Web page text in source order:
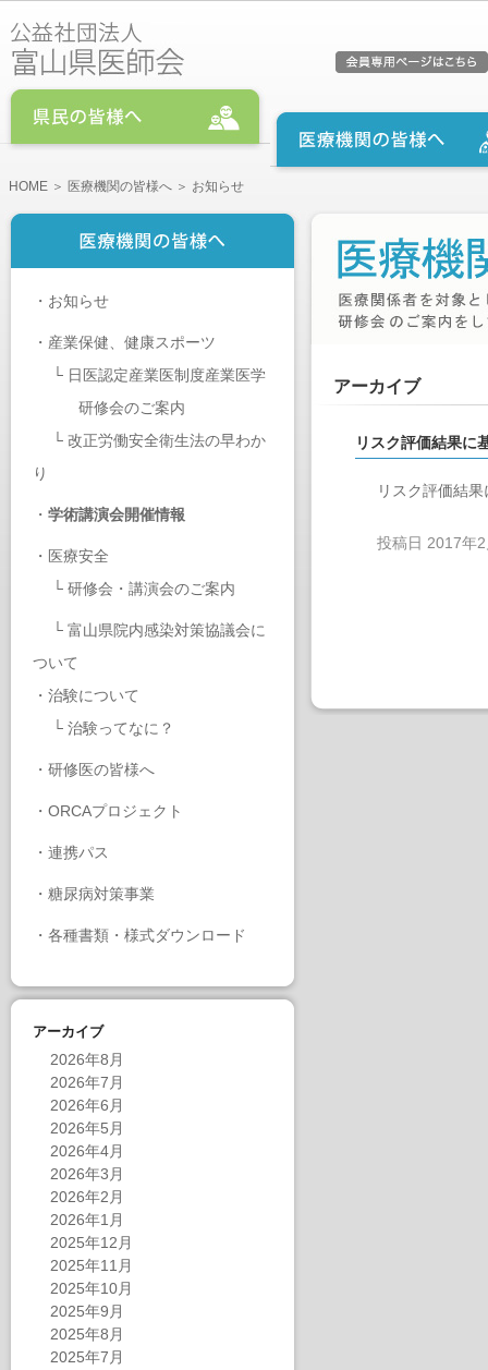
HOME ＞ 医療機関の皆様へ ＞ お知らせ
・ お知らせ
・ 産業保健、健康スポーツ
└ 日医認定産業医制度産業医学
研修会のご案内
└ 改正労働安全衛生法の早わか
り
・ 学術講演会開催情報
・ 医療安全
└ 研修会・講演会のご案内
└ 富山県院内感染対策協議会に
ついて
・ 治験について
└ 治験ってなに？
・ 研修医の皆様へ
・ ORCAプロジェクト
・ 連携パス
・ 糖尿病対策事業
・ 各種書類・様式ダウンロード
アーカイブ
2026年8月
2026年7月
2026年6月
2026年5月
2026年4月
2026年3月
2026年2月
2026年1月
2025年12月
2025年11月
2025年10月
2025年9月
2025年8月
2025年7月
アーカイブ
リスク評価結果に
リスク評価結
投稿日 2017年